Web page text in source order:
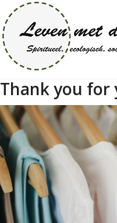
Skip
to
content
Open
mobile
menu
Close
mobile
menu
Thank you for